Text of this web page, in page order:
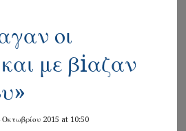
οι
και με βiαζαν
Οκτωβρίου 2015 at 10:50